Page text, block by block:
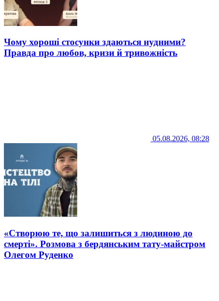
Чому хороші стосунки здаються нудними?
Правда про любов, кризи й тривожність
05.08.2026, 08:28
«Створюю те, що залишиться з людиною до
смерті». Розмова з бердянським тату-майстром
Олегом Руденко